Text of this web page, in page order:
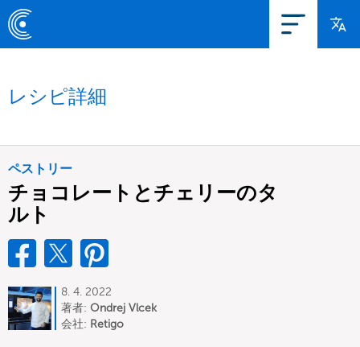
レシピ詳細
ペストリー
チョコレートとチェリーのタ
ルト
8. 4. 2022
著者: Ondrej Vlcek
会社: Retigo